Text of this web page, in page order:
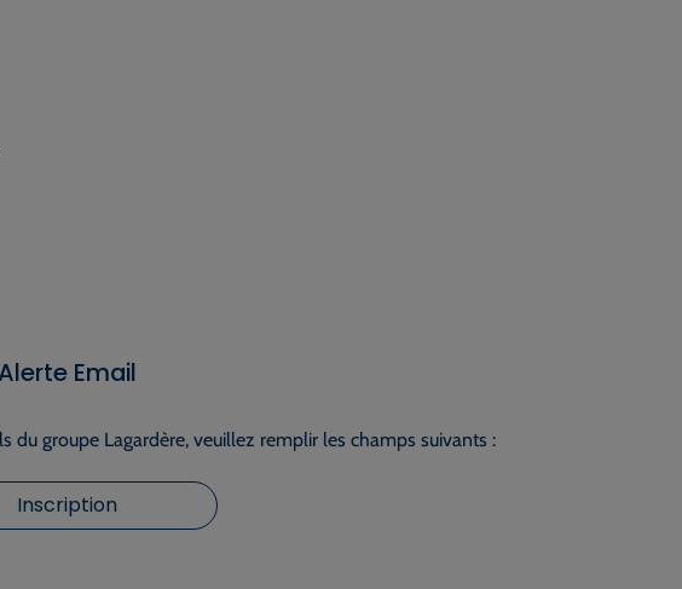
Alerte Email
du groupe Lagardère, veuillez remplir les champs suivants :
Inscription